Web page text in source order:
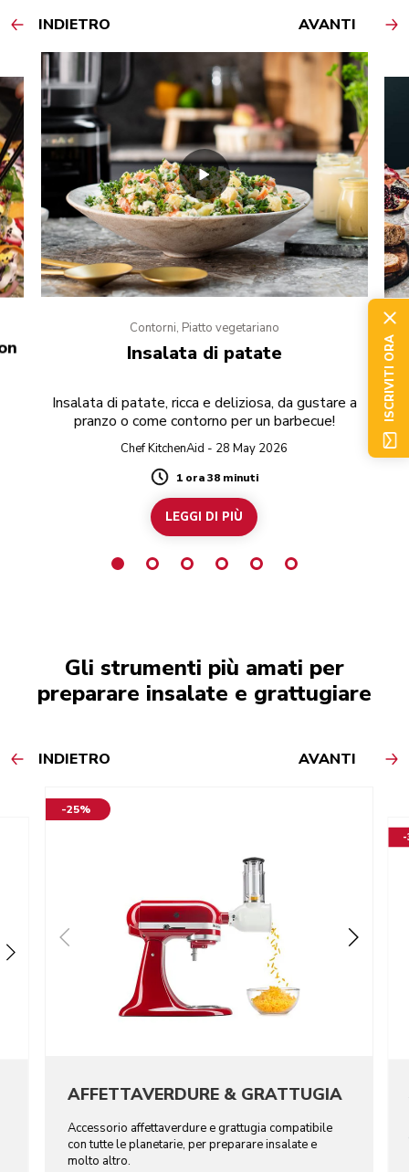
INDIETRO AVANTI
Contorni, Piatto vegetariano
Insalata di patate
Insalata di patate, ricca e deliziosa, da gustare a
pranzo o come contorno per un barbecue!
Chef KitchenAid - 28 May 2026
Duration
1 ora 38 minuti
LEGGI DI PIÙ
Gli strumenti più amati per
preparare insalate e grattugiare
INDIETRO AVANTI
-25%
AFFETTAVERDURE & GRATTUGIA
Accessorio affettaverdure e grattugia compatibile
con tutte le planetarie, per preparare insalate e
molto altro.
-
ISCRIVITI ORA